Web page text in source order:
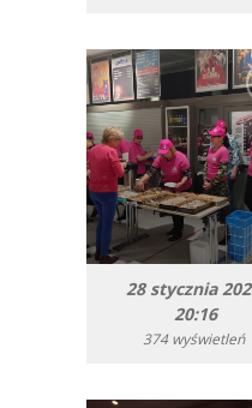
28 stycznia
20:16
374 wyświetleń